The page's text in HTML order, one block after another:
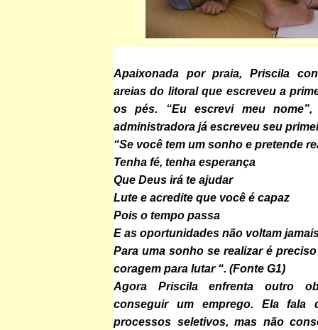
Apaixonada por praia, Priscila
areias do litoral que escreveu a
os pés. “Eu escrevi meu nome”,
administradora já escreveu seu
“Se você tem um sonho e pretende
Tenha fé, tenha esperança
Que Deus irá te ajudar
Lute e acredite que você é capaz
Pois o tempo passa
E as oportunidades não voltam
Para uma sonho se realizar é
coragem para lutar “. (Fonte G1)
Agora Priscila enfrenta outro
conseguir um emprego. Ela fala
processos seletivos, mas não